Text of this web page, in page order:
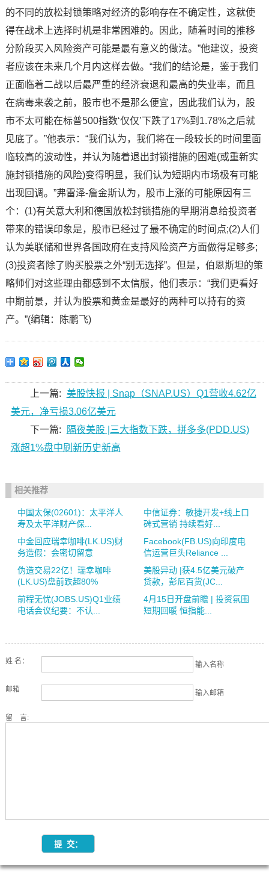
的不同的放松封锁策略对经济的影响存在不确定性，这就使
得在战术上选择时机是非常困难的。因此，随着时间的推移
分阶段买入风险资产可能是最有意义的做法。”他建议，投资
者应该在未来几个月内这样去做。“我们的结论是，鉴于我们
正面临着二战以后最严重的经济衰退和最高的失业率，而且
在病毒来袭之前，股市也不是那么便宜，因此我们认为，股
市不太可能在标普500指数‘仅仅’下跌了17%到1.78%之后就
见底了。”他表示：“我们认为，我们将在一段较长的时间里面
临较高的波动性，并认为随着退出封锁措施的困难(或重新实
施封锁措施的风险)变得明显，我们认为短期内市场极有可能
出现回调。”弗雷泽-詹金斯认为，股市上涨的可能原因有三
个：(1)有关意大利和德国放松封锁措施的早期消息给投资者
带来的错误印象是，股市已经过了最不确定的时间点;(2)人们
认为美联储和世界各国政府在支持风险资产方面做得足够多;
(3)投资者除了购买股票之外“别无选择”。但是，伯恩斯坦的策
略师们对这些理由都感到不太信服，他们表示：“我们更看好
中期前景，并认为股票和黄金是最好的两种可以持有的资
产。”(编辑：陈鹏飞)
上一篇: 美股快报 | Snap（SNAP.US）Q1营收4.62亿
美元，净亏损3.06亿美元
下一篇:
隔夜美股 |三大指数下跌，拼多多(PDD.US)
涨超1%盘中刷新历史新高
相关推荐
中国太保(02601)：太平洋人
寿及太平洋财产保...
中信证券：敏捷开发+线上口
碑式营销 持续看好...
中金回应瑞幸咖啡(LK.US)财
务造假：会密切留意
Facebook(FB.US)向印度电
信运营巨头Reliance ...
伪造交易22亿！瑞幸咖啡
(LK.US)盘前跌超80%
美股异动 |获4.5亿美元破产
贷款，彭尼百货(JC...
前程无忧(JOBS.US)Q1业绩
电话会议纪要：不认...
4月15日开盘前瞻 | 投资氛围
短期回暖 恒指能...
姓 名： 输入名称
邮箱 输入邮箱
留 言: